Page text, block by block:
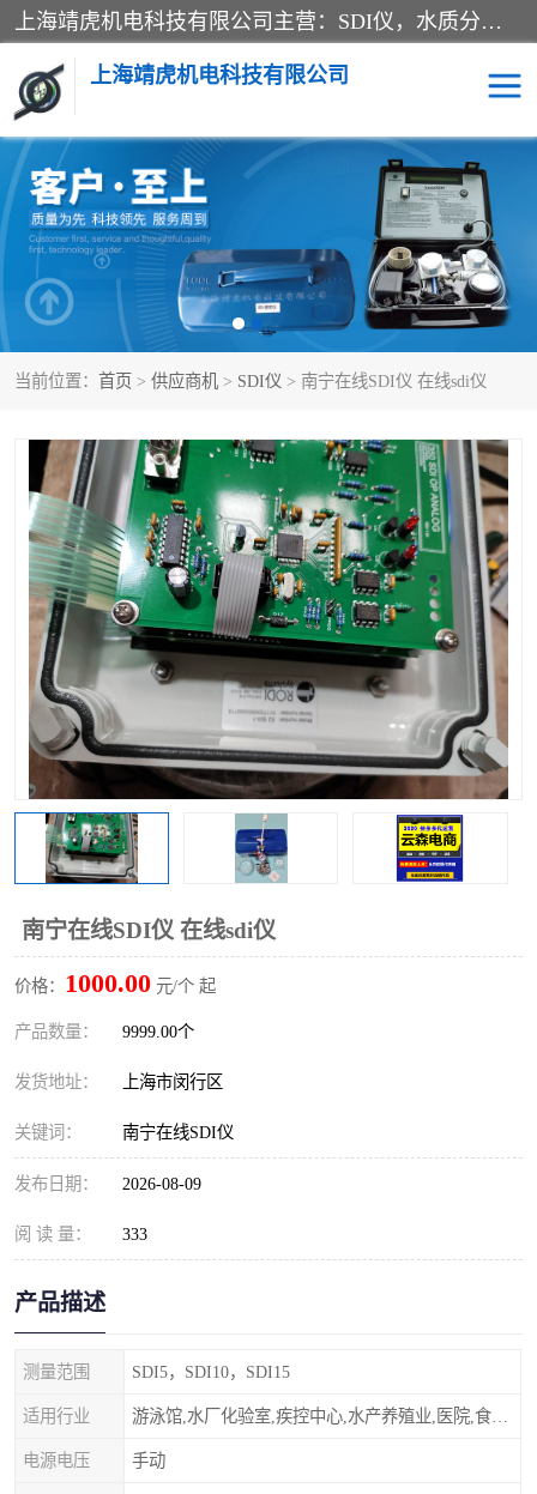
上海靖虎机电科技有限公司主营：SDI仪，水质分析仪，水质检测仪产品；上海靖虎机电科技有限公司在专业制造和研发等方面的强大的平台优势，利用自身在自动化仪表、自控系统及环保监测仪器的专长，以优良的技术，优越的产品质量和良好的服务质量与广大客户真诚合作。
上海靖虎机电科技有限公司
当前位置： 首页 > 供应商机 > SDI仪 > 南宁在线SDI仪 在线sdi仪
南宁在线SDI仪 在线sdi仪
价格： 1000.00 元/个 起
产品数量： 9999.00个
发货地址： 上海市闵行区
关键词： 南宁在线SDI仪
发布日期： 2026-08-09
阅 读 量： 333
产品描述
测量范围 SDI5，SDI10，SDI15
适用行业
电源电压 手动
SDI仪 过滤膜过滤纸
PH电导测试笔 水质分析仪
水质检测仪 电导测试笔
PH电导测试仪